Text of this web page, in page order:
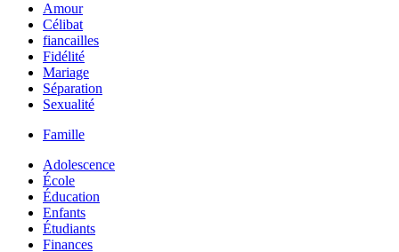
Amour
Célibat
fiancailles
Fidélité
Mariage
Séparation
Sexualité
Famille
Adolescence
École
Éducation
Enfants
Étudiants
Finances